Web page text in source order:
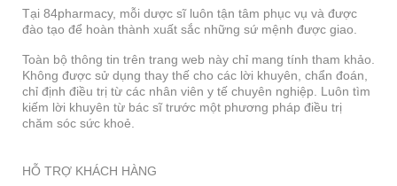
Tại 84pharmacy, mỗi dược sĩ luôn tận tâm phục vụ và được
đào tạo để hoàn thành xuất sắc những sứ mệnh được giao.
Toàn bộ thông tin trên trang web này chỉ mang tính tham khảo.
Không được sử dụng thay thế cho các lời khuyên, chẩn đoán,
chỉ định điều trị từ các nhân viên y tế chuyên nghiệp. Luôn tìm
kiếm lời khuyên từ bác sĩ trước một phương pháp điều trị
chăm sóc sức khoẻ.
HỖ TRỢ KHÁCH HÀNG